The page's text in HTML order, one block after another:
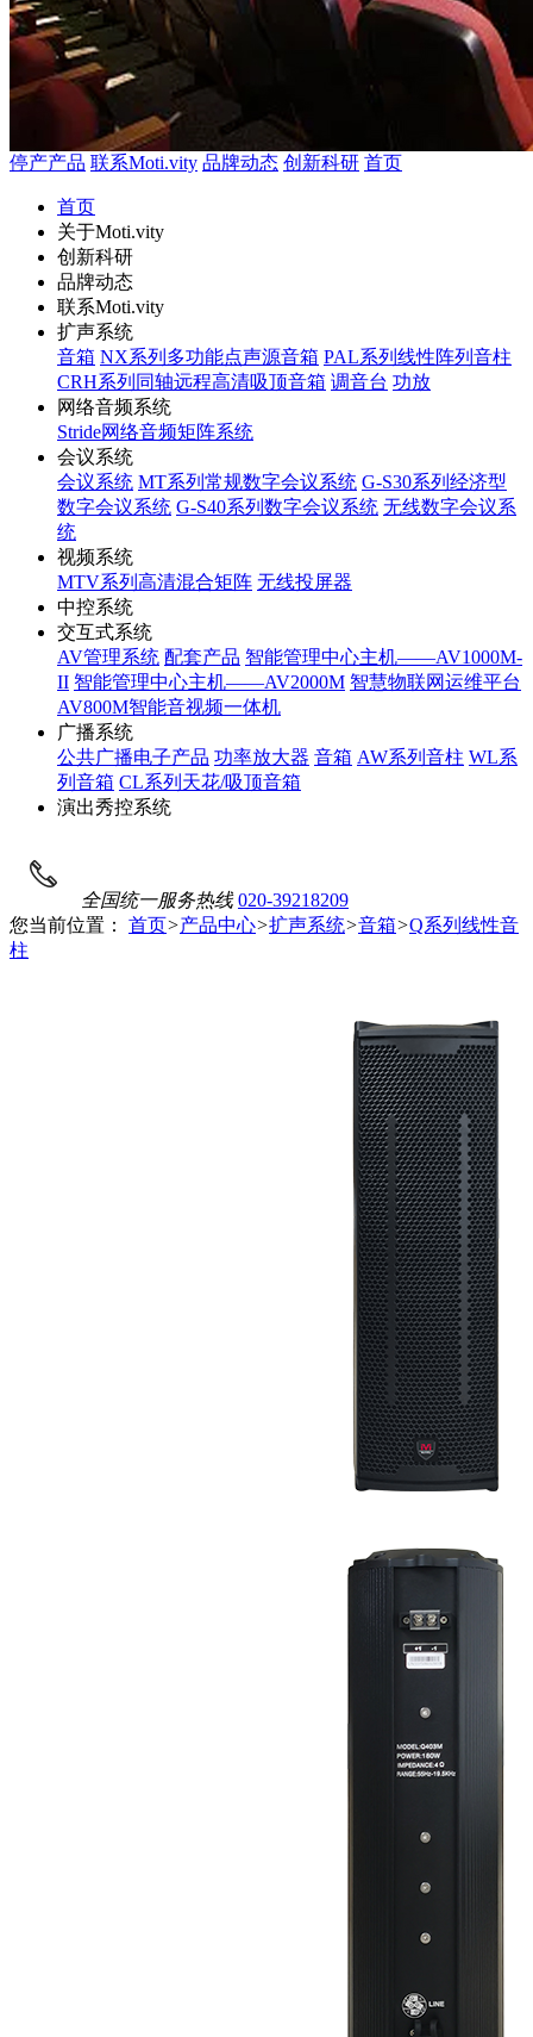
停产产品 联系Moti.vity 品牌动态 创新科研 首页
首页
关于Moti.vity
创新科研
品牌动态
联系Moti.vity
扩声系统
音箱 NX系列多功能点声源音箱 PAL系列线性阵列音柱
CRH系列同轴远程高清吸顶音箱 调音台 功放
网络音频系统
Stride网络音频矩阵系统
会议系统
会议系统 MT系列常规数字会议系统 G-S30系列经济型
数字会议系统 G-S40系列数字会议系统 无线数字会议系
统
视频系统
MTV系列高清混合矩阵 无线投屏器
中控系统
交互式系统
AV管理系统 配套产品 智能管理中心主机——AV1000M-
II 智能管理中心主机——AV2000M 智慧物联网运维平台
AV800M智能音视频一体机
广播系统
公共广播电子产品 功率放大器 音箱 AW系列音柱 WL系
列音箱 CL系列天花/吸顶音箱
演出秀控系统
全国统一服务热线 020-39218209
您当前位置：
首页>产品中心>扩声系统>音箱>Q系列线性音
柱